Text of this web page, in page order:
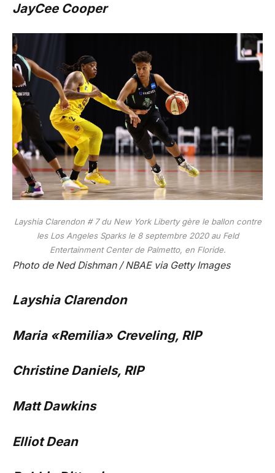
JayCee Cooper
Layshia Clarendon # 7 du New York Liberty gère le ballon contre
les Los Angeles Sparks le 8 septembre 2020 au Feld
Entertainment Center de Palmetto, en Floride.
Photo de Ned Dishman / NBAE via Getty Images
Layshia Clarendon
Maria «Remilia» Creveling, RIP
Christine Daniels, RIP
Matt Dawkins
Elliot Dean